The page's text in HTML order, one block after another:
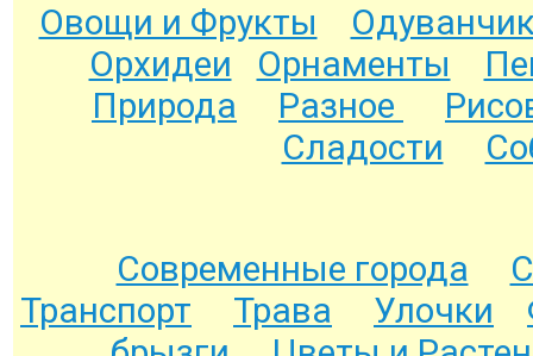
Овощи и Фрукты
Орхидеи
Орнаменты
Природа
Разное
Сладости
Современные города
Транспорт
Трава Улочки